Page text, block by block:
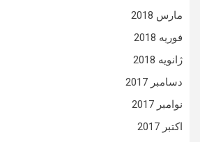
مارس 2018
فوریه 2018
ژانویه 2018
دسامبر 2017
نوامبر 2017
اکتبر 2017